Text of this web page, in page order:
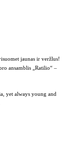
jaunas ir veržlus!
ansamblis „Ratilio“ –
yet always young and